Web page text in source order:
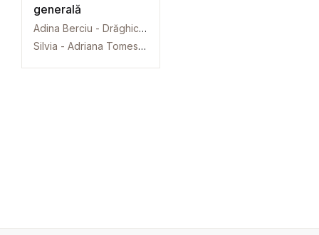
generală
Adina Berciu - Drăghicescu
Silvia - Adriana Tomescu